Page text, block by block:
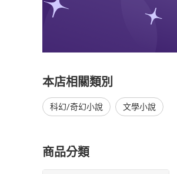
本店相關類別
科幻/奇幻小說 文學小說
商品分類